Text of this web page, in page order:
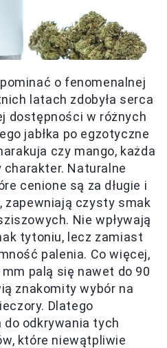
o fenomenalnej
latach zdobyła serca
dostępności w różnych
jabłka po egzotyczne
czy mango, każda
Naturalne
cenione są za długie i
zapewniają czysty smak
Nie wpływają
tytoniu, lecz zamiast
palenia. Co więcej,
palą się nawet do 90
znakomity wybór na
Dlatego
odkrywania tych
które niewątpliwie